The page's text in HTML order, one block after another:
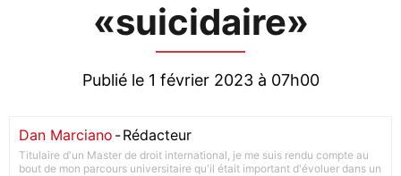
«suicidaire»
Publié le 1 février 2023 à 07h00
Dan Marciano -Rédacteur
Titulaire d'un Master de droit international, je me suis rendu compte au
bout de mon parcours universitaire qu'il était important d'évoluer dans un